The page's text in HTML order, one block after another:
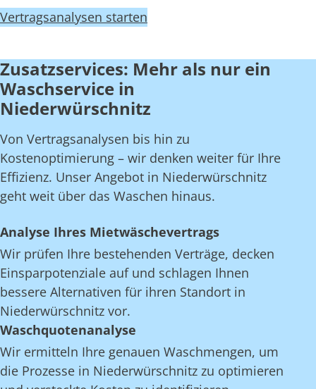
Vertragsanalysen starten
Zusatzservices: Mehr als nur ein
Waschservice in
Niederwürschnitz
Von Vertragsanalysen bis hin zu
Kostenoptimierung – wir denken weiter für Ihre
Effizienz. Unser Angebot in Niederwürschnitz
geht weit über das Waschen hinaus.
Analyse Ihres Mietwäschevertrags
Wir prüfen Ihre bestehenden Verträge, decken
Einsparpotenziale auf und schlagen Ihnen
bessere Alternativen für ihren Standort in
Niederwürschnitz vor.
Waschquotenanalyse
Wir ermitteln Ihre genauen Waschmengen, um
die Prozesse in Niederwürschnitz zu optimieren